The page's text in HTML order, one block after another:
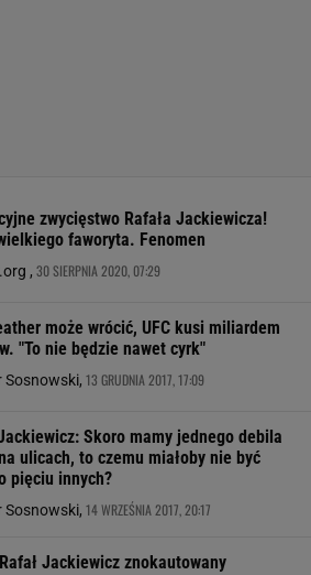
zwycięstwo Rafała Jackiewicza!
faworyta. Fenomen
, 30 SIERPNIA 2020, 07:29
może wrócić, UFC kusi miliardem
"To nie będzie nawet cyrk"
Sosnowski, 13 GRUDNIA 2017, 17:09
Skoro mamy jednego debila
ulicach, to czemu miałoby nie być
pięciu innych?
Sosnowski, 14 WRZEŚNIA 2017, 20:17
Jackiewicz znokautowany